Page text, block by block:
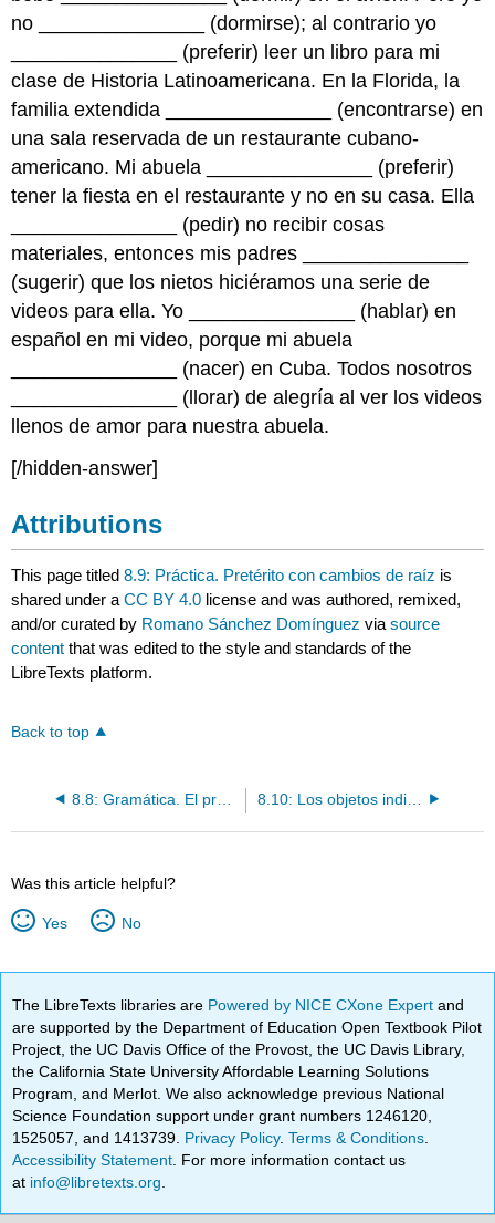
no _______________ (dormirse); al contrario yo
_______________ (preferir) leer un libro para mi
clase de Historia Latinoamericana. En la Florida, la
familia extendida _______________ (encontrarse) en
una sala reservada de un restaurante cubano-
americano. Mi abuela _______________ (preferir)
tener la fiesta en el restaurante y no en su casa. Ella
_______________ (pedir) no recibir cosas
materiales, entonces mis padres _______________
(sugerir) que los nietos hiciéramos una serie de
videos para ella. Yo _______________ (hablar) en
español en mi video, porque mi abuela
_______________ (nacer) en Cuba. Todos nosotros
_______________ (llorar) de alegría al ver los videos
llenos de amor para nuestra abuela.
[/hidden-answer]
Attributions
This page titled8.9: Práctica. Pretérito con cambios de raíz is
shared under aCC BY 4.0 license and was authored, remixed,
and/or curated by Romano Sánchez Domínguez viasource
content that was edited to the style and standards of the
LibreTexts platform.
Back to top
8.8: Gramática. El pretérito con cambios de raíz 8.10: Los objetos indirectos y los pronombres de los objetos indirectos
Was this article helpful?
Yes No
The LibreTexts libraries are Powered by NICE CXone Expertand
are supported by the Department of Education Open Textbook Pilot
Project, the UC Davis Office of the Provost, the UC Davis Library,
the California State University Affordable Learning Solutions
Program, and Merlot. We also acknowledge previous National
Science Foundation support under grant numbers 1246120,
1525057, and 1413739. Privacy Policy.Terms & Conditions
Accessibility Statement . For more information contact us
at info@libretexts.org